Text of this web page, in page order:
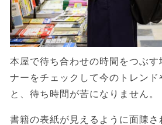
本屋で待ち合わせの時間をつぶす
ナーをチェックして今のトレンド
と、待ち時間が苦になりません。
書籍の表紙が見えるように面陳さ